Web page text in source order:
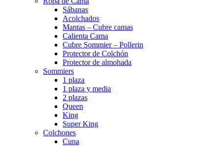
Sábanas
Acolchados
Mantas – Cubre camas
Calienta Cama
Cubre Sommier – Pollerin
Protector de Colchón
Protector de almohada
Sommiers
1 plaza
1 plaza y media
2 plazas
Queen
King
Super King
Colchones
Cuna